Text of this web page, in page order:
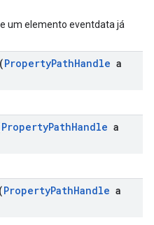
um elemento eventdata já
(PropertyPathHandle a
PropertyPathHandle a
(PropertyPathHandle a